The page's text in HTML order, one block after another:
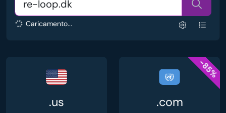
Caricamento...
.us
-85%
.com